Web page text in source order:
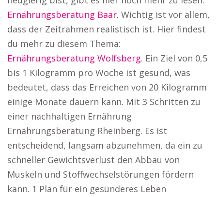
Ernährungsberatung Baar. Wichtig ist vor allem,
dass der Zeitrahmen realistisch ist. Hier findest
du mehr zu diesem Thema:
Ernährungsberatung Wolfsberg. Ein Ziel von 0,5
bis 1 Kilogramm pro Woche ist gesund, was
bedeutet, dass das Erreichen von 20 Kilogramm
einige Monate dauern kann. Mit 3 Schritten zu
einer nachhaltigen Ernährung
Ernährungsberatung Rheinberg. Es ist
entscheidend, langsam abzunehmen, da ein zu
schneller Gewichtsverlust den Abbau von
Muskeln und Stoffwechselstörungen fördern
kann. 1 Plan für ein gesünderes Leben